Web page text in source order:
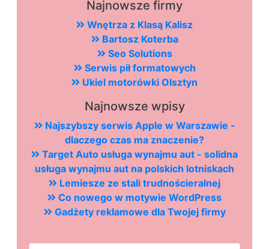
Najnowsze firmy
Wnętrza z Klasą Kalisz
Bartosz Koterba
Seo Solutions
Serwis pił formatowych
Ukiel motorówki Olsztyn
Najnowsze wpisy
Najszybszy serwis Apple w Warszawie -
dlaczego czas ma znaczenie?
Target Auto usługa wynajmu aut - solidna
usługa wynajmu aut na polskich lotniskach
Lemiesze ze stali trudnościeralnej
Co nowego w motywie WordPress
Gadżety reklamowe dla Twojej firmy